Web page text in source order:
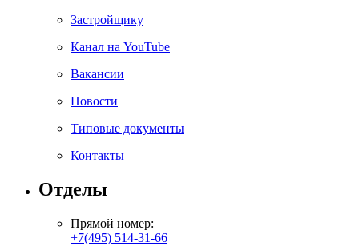
Застройщику
Канал на YouTube
Вакансии
Новости
Типовые документы
Контакты
Отделы
Прямой номер:
+7(495) 514-31-66